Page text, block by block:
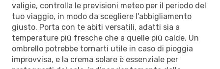
valigie, controlla le previsioni meteo per il periodo del
tuo viaggio, in modo da scegliere l'abbigliamento
giusto. Porta con te abiti versatili, adatti sia a
temperature più fresche che a quelle più calde. Un
ombrello potrebbe tornarti utile in caso di pioggia
improvvisa, e la crema solare è essenziale per